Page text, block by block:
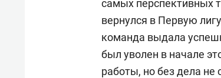
самых перспективных
вернулся в Первую
команда выдала
был уволен в начале
работы, но без дела не